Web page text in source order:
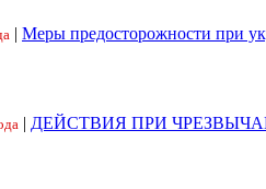
| Меры предосторожности при
| ДЕЙСТВИЯ ПРИ